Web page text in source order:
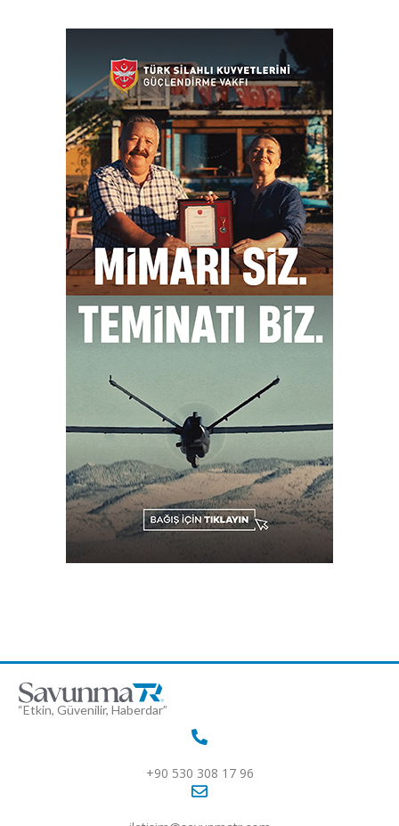
“Etkin, Güvenilir, Haberdar”
+90 530 308 17 96